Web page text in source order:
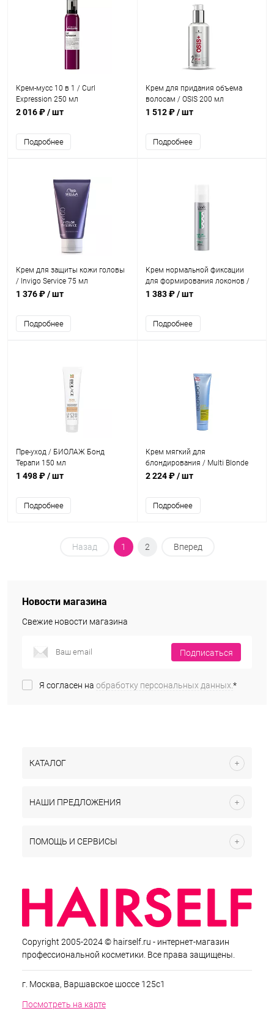
Крем-мусс 10 в 1 / Curl
Expression 250 мл
2 016 ₽/ шт
Подробнее
Крем для придания объема
волосам / OSIS 200 мл
1 512 ₽/ шт
Подробнее
Крем для защиты кожи головы
/ Invigo Service 75 мл
1 376 ₽/ шт
Подробнее
Крем нормальной фиксации
для формирования локонов /
COIL UP 200 мл
1 383 ₽/ шт
Подробнее
Пре-уход / БИОЛАЖ Бонд
Терапи 150 мл
1 498 ₽/ шт
Подробнее
Крем мягкий для
блондирования / Multi Blonde
Blondor 200 г
2 224 ₽/ шт
Подробнее
Назад 1 2 Вперед
Новости магазина
Свежие новости магазина
Подписаться
Я согласен на обработку персональных данных.*
КАТАЛОГ
НАШИ ПРЕДЛОЖЕНИЯ
ПОМОЩЬ И СЕРВИСЫ
Copyright 2005-2024 © hairself.ru - интернет-магазин
профессиональной косметики. Все права защищены.
г. Москва, Варшавское шоссе 125с1
Посмотреть на карте